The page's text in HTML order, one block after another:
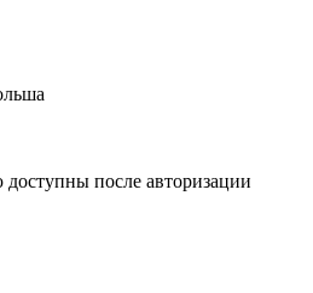
после авторизации